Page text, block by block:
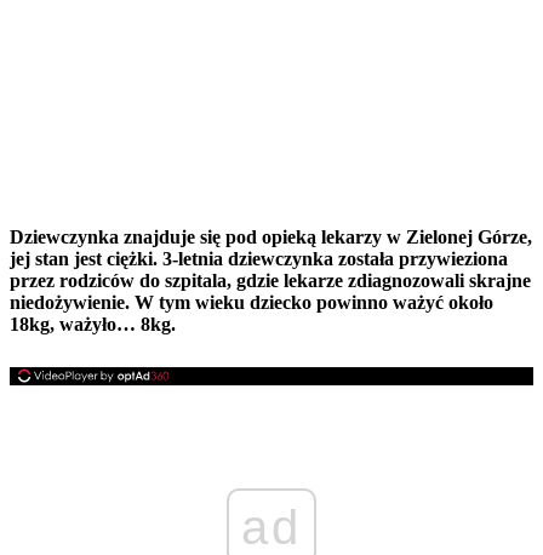
Dziewczynka znajduje się pod opieką lekarzy w Zielonej Górze,
jej stan jest ciężki. 3-letnia dziewczynka została przywieziona
przez rodziców do szpitala, gdzie lekarze zdiagnozowali skrajne
niedożywienie. W tym wieku dziecko powinno ważyć około
18kg, ważyło… 8kg.
ad